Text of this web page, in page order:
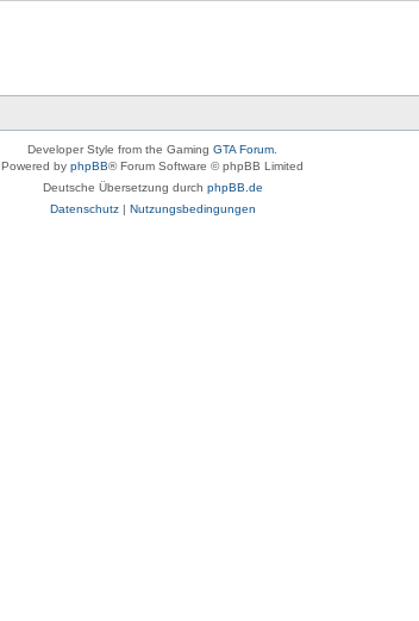
Developer Style from the Gaming GTA Forum
Powered by phpBB® Forum Software © phpBB Limited
Deutsche Übersetzung durch phpBB.de
Datenschutz| Nutzungsbedingungen